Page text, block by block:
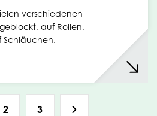
verschiedenen
auf Rollen,
Schläuchen.
2 3